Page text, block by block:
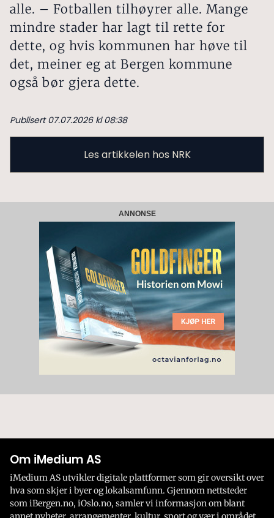
alle. – Fotballen tilhøyrer alle. Mange
mindre stader har lagt til rette for
dette, og hvis kommunen har høve til
det, meiner eg at Bergen kommune
også bør gjera dette.
Publisert 07.07.2026 kl 08:38
Les artikkelen hos NRK
ANNONSE
Om iMedium AS
iMedium AS utvikler digitale plattformer som gir oversikt over
hva som skjer i byer og lokalsamfunn. Gjennom nettsteder
som iBergen.no, iOslo.no, samler vi informasjon om blant